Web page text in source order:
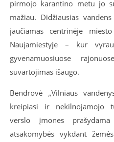
pirmojo karantino metu jo
mažiau. Didžiausias
jaučiamas centrinėje
Naujamiestyje – kur
gyvenamuosiuose
suvartojimas išaugo.
Bendrovė „Vilniaus
kreipiasi ir nekilnojamojo
verslo įmones
atsakomybės vykdant